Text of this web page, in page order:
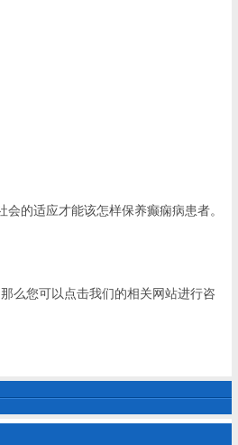
的适应才能该怎样保养癫痫病患者。
么您可以点击我们的相关网站进行咨